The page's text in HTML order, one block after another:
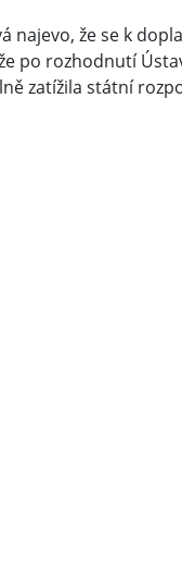
najevo, že se k
po rozhodnutí
zatížila státní